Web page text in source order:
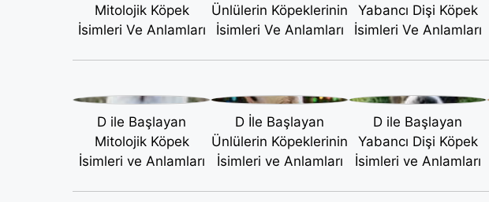
Mitolojik Köpek
İsimleri Ve Anlamları
Ünlülerin Köpeklerinin
İsimleri Ve Anlamları
Yabancı Dişi Köpek
İsimleri Ve Anlamları
D ile Başlayan
Mitolojik Köpek
İsimleri ve Anlamları
D İle Başlayan
Ünlülerin Köpeklerinin
İsimleri ve Anlamları
D ile Başlayan
Yabancı Dişi Köpek
İsimleri ve Anlamları